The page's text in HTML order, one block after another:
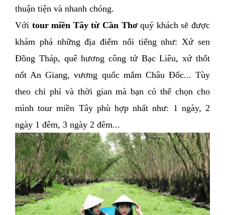
thuận tiện và nhanh chóng.
Với tour miền Tây từ Cần Thơ quý khách sẽ được
khám phá những địa điểm nổi tiếng như: Xứ sen
Đồng Tháp, quê hương công tử Bạc Liêu, xứ thốt
nốt An Giang, vương quốc mắm Châu Đốc... Tùy
theo chi phí và thời gian mà bạn có thể chọn cho
mình tour miền Tây phù hợp nhất như: 1 ngày, 2
ngày 1 đêm, 3 ngày 2 đêm...